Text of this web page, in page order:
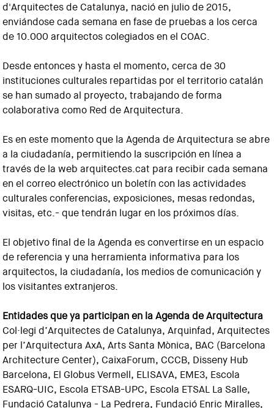
d'Arquitectes de Catalunya, nació en julio de 2015,
enviándose cada semana en fase de pruebas a los cerca
de 10.000 arquitectos colegiados en el COAC.
Desde entonces y hasta el momento, cerca de 30
instituciones culturales repartidas por el territorio catalán
se han sumado al proyecto, trabajando de forma
colaborativa como Red de Arquitectura.
Es en este momento que la Agenda de Arquitectura se abre
a la ciudadanía, permitiendo la suscripción en línea a
través de la web arquitectes.cat para recibir cada semana
en el correo electrónico un boletín con las actividades
culturales conferencias, exposiciones, mesas redondas,
visitas, etc.- que tendrán lugar en los próximos días.
El objetivo final de la Agenda es convertirse en un espacio
de referencia y una herramienta informativa para los
arquitectos, la ciudadanía, los medios de comunicación y
los visitantes extranjeros.
Entidades que ya participan en la Agenda de Arquitectura
Col·legi d’Arquitectes de Catalunya, Arquinfad, Arquitectes
per l’Arquitectura AxA, Arts Santa Mònica, BAC (Barcelona
Architecture Center), CaixaForum, CCCB, Disseny Hub
Barcelona, El Globus Vermell, ELISAVA, EME3, Escola
ESARQ-UIC, Escola ETSAB-UPC, Escola ETSAL La Salle,
Fundació Catalunya - La Pedrera, Fundació Enric Miralles,